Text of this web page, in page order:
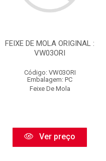
FEIXE DE MOLA ORIGINAL :
VW03ORI
Código: VW03ORI
Embalagem: PC
Feixe De Mola
Ver preço